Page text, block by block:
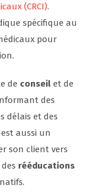
(CRCI).
spécifique au
pour
de conseil et de
des
délais et des
aussi un
son client vers
rééducations